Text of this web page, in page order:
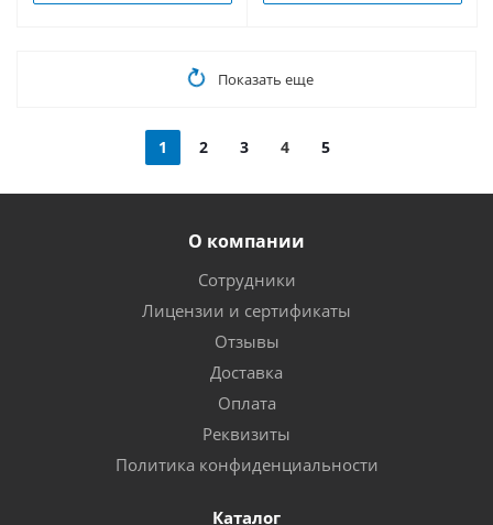
Показать еще
1 2 3 4 5
О компании
Сотрудники
Лицензии и сертификаты
Отзывы
Доставка
Оплата
Реквизиты
Политика конфиденциальности
Каталог